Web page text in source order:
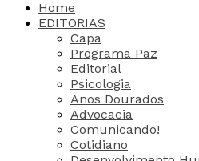
Home
EDITORIAS
Capa
Programa Paz
Editorial
Psicologia
Anos Dourados
Advocacia
Comunicando!
Cotidiano